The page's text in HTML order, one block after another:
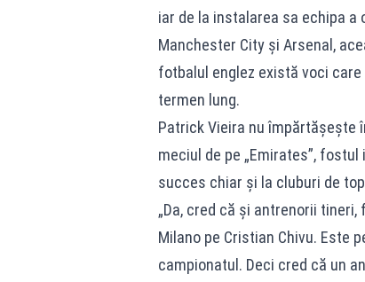
iar de la instalarea sa echipa
Manchester City și Arsenal,
fotbalul englez există voci
termen lung.
Patrick Vieira nu împărtășește
meciul de pe „Emirates”,
succes chiar și la cluburi de
„Da, cred că și antrenorii
Milano pe Cristian Chivu. Este
campionatul. Deci cred că un